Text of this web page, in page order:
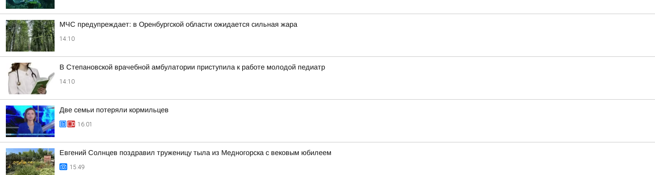
МЧС предупреждает: в Оренбургской области ожидается сильная жара
14:10
В Степановской врачебной амбулатории приступила к работе молодой педиатр
14:10
Две семьи потеряли кормильцев
16:01
Евгений Солнцев поздравил труженицу тыла из Медногорска с вековым юбилеем
15:49